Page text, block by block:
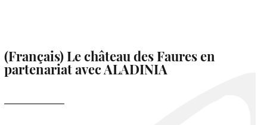
(Français) Le château des Faures en
partenariat avec ALADINIA